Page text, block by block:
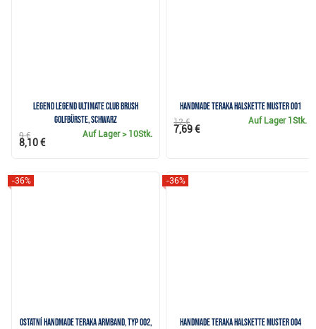
Legend Legend Ultimate Club Brush
Golfbürste, schwarz
Auf Lager> 10Stk.
9 €
8,10 €
Handmade Teraka Halskette Muster 001
Auf Lager 1Stk.
12 €
7,69 €
Ostatní Handmade Teraka Armband, Typ 002,
-36%
Handmade Teraka Halskette Muster 004
-36%